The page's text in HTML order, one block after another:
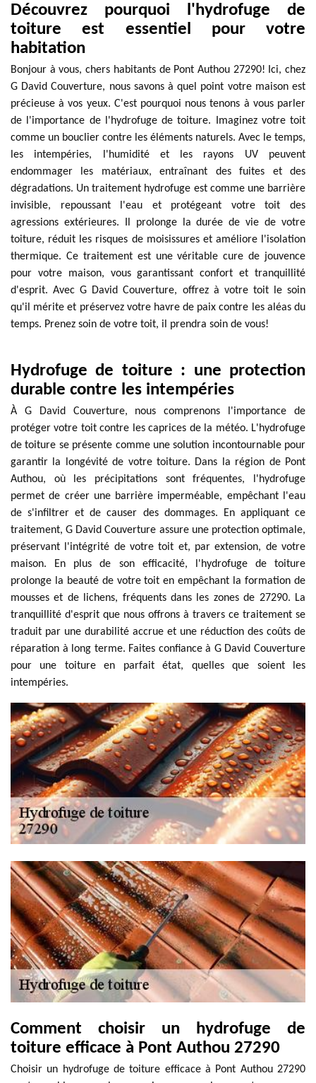
Découvrez pourquoi l'hydrofuge de
toiture est essentiel pour votre
habitation
Bonjour à vous, chers habitants de Pont Authou 27290! Ici, chez
G David Couverture, nous savons à quel point votre maison est
précieuse à vos yeux. C'est pourquoi nous tenons à vous parler
de l'importance de l'hydrofuge de toiture. Imaginez votre toit
comme un bouclier contre les éléments naturels. Avec le temps,
les intempéries, l'humidité et les rayons UV peuvent
endommager les matériaux, entraînant des fuites et des
dégradations. Un traitement hydrofuge est comme une barrière
invisible, repoussant l'eau et protégeant votre toit des
agressions extérieures. Il prolonge la durée de vie de votre
toiture, réduit les risques de moisissures et améliore l'isolation
thermique. Ce traitement est une véritable cure de jouvence
pour votre maison, vous garantissant confort et tranquillité
d'esprit. Avec G David Couverture, offrez à votre toit le soin
qu'il mérite et préservez votre havre de paix contre les aléas du
temps. Prenez soin de votre toit, il prendra soin de vous!
Hydrofuge de toiture : une protection
durable contre les intempéries
À G David Couverture, nous comprenons l'importance de
protéger votre toit contre les caprices de la météo. L'hydrofuge
de toiture se présente comme une solution incontournable pour
garantir la longévité de votre toiture. Dans la région de Pont
Authou, où les précipitations sont fréquentes, l'hydrofuge
permet de créer une barrière imperméable, empêchant l'eau
de s'infiltrer et de causer des dommages. En appliquant ce
traitement, G David Couverture assure une protection optimale,
préservant l'intégrité de votre toit et, par extension, de votre
maison. En plus de son efficacité, l'hydrofuge de toiture
prolonge la beauté de votre toit en empêchant la formation de
mousses et de lichens, fréquents dans les zones de 27290. La
tranquillité d'esprit que nous offrons à travers ce traitement se
traduit par une durabilité accrue et une réduction des coûts de
réparation à long terme. Faites confiance à G David Couverture
pour une toiture en parfait état, quelles que soient les
intempéries.
Comment choisir un hydrofuge de
toiture efficace à Pont Authou 27290
Choisir un hydrofuge de toiture efficace à Pont Authou 27290